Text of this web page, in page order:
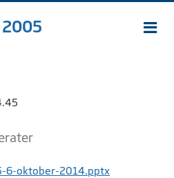
6-oktober-2014.pptx